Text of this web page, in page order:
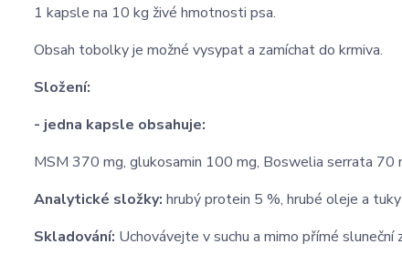
1 kapsle na 10 kg živé hmotnosti psa.
Obsah tobolky je možné vysypat a zamíchat do krmiva.
Složení:
- jedna kapsle obsahuje:
MSM 370 mg, glukosamin 100 mg, Boswelia serrata
Analytické složky: hrubý protein 5 %, hrubé oleje a
Skladování: Uchovávejte v suchu a mimo přímé sluneční